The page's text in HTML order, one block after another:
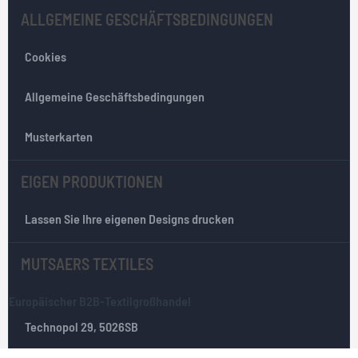
ALLGEMEINE GESCHÄFTSBEDINGUNGEN
Cookies
Allgemeine Geschäftsbedingungen
Musterkarten
EIGEN PRODUKTIONEN
Lassen Sie Ihre eigenen Designs drucken
MUTSAERS TEXTILES
Technopol 29, 5026SB
Senden Sie uns eine E-Mail